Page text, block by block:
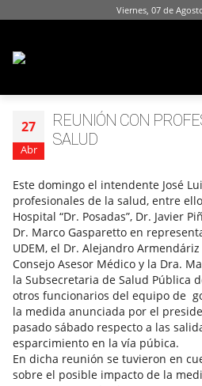
Viernes, 07 de
27
Abr
REUNIÓN CON
SALUD
Este domingo el intendente José
profesionales de la salud, entre
Hospital “Dr. Posadas”, Dr. Javier
Dr. Marco Gasparetto en
UDEM, el Dr. Alejandro
Consejo Asesor Médico y la Dra.
la Subsecretaria de Salud Pública
otros funcionarios del equipo de
la medida anunciada por el
pasado sábado respecto a las
esparcimiento en la vía púbica.
En dicha reunión se tuvieron en
sobre el posible impacto de la